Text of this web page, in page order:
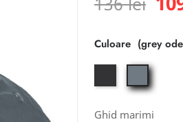
Culoare
phantomgrey
odessa
Ghid marimi